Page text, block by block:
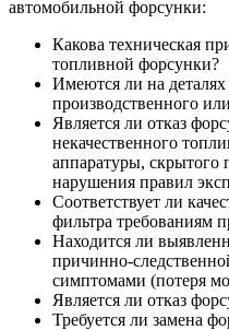
автомобильной форсунки:
Какова техническая
топливной форсунки?
Имеются ли на
производственного
Является ли отказ
некачественного
аппаратуры, скрытого
нарушения правил
Соответствует ли
фильтра требованиям
Находится ли
причинно-
симптомами (потеря
Является ли отказ
Требуется ли замена